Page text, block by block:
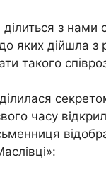
з нами
яких дійшла
такого
часу